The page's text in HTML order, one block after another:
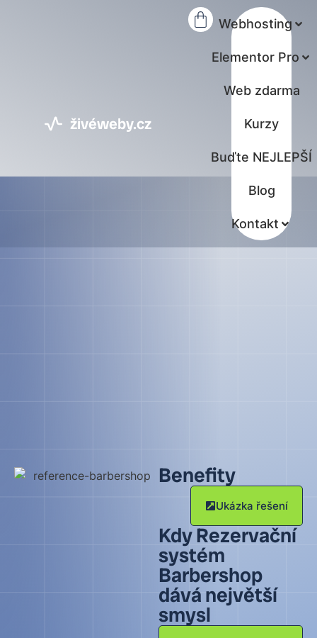
živéweby.cz
Webhosting
Elementor Pro
Web zdarma
Kurzy
Buďte NEJLEPŠÍ
Blog
Kontakt
Benefity
Ukázka řešení
Kdy Rezervační
systém
Barbershop
dává největší
smysl